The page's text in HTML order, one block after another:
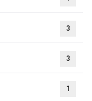
3
3
1